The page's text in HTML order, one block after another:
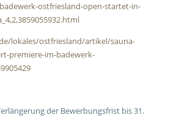
ostfriesland-open-startet-in-
lokales/ostfriesland/artikel/sauna-
premiere-im-badewerk-
der Bewerbungsfrist bis 31.